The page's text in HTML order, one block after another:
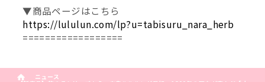
▼商品ページはこちら
https://lululun.com/lp?u=tabisuru_nara_herb
==================
ニュース